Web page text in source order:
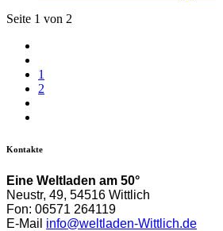
Seite 1 von 2
1
2
Kontakte
Eine Weltladen am 50°
Neustr, 49, 54516 Wittlich
Fon: 06571 264119
E-Mail info@weltladen-Wittlich.de